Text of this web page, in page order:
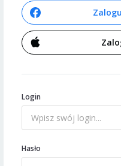
Login
Hasło